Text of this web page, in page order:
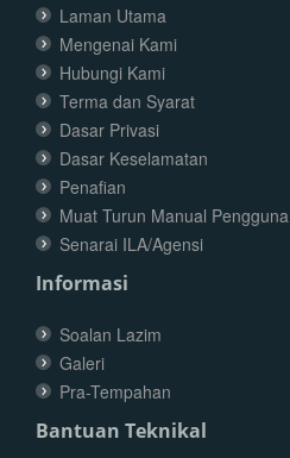
Laman Utama
Mengenai Kami
Hubungi Kami
Terma dan Syarat
Dasar Privasi
Dasar Keselamatan
Penafian
Muat Turun Manual Pengguna
Senarai ILA/Agensi
Informasi
Soalan Lazim
Galeri
Pra-Tempahan
Bantuan Teknikal